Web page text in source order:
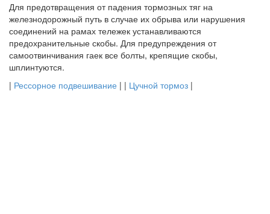
Для предотвращения от падения тормозных тяг на
железнодорожный путь в случае их обрыва или нарушения
соединений на рамах тележек устанавливаются
предохранительные скобы. Для предупреждения от
самоотвинчивания гаек все болты, крепящие скобы,
шплинтуются.
| Рессорное подвешивание | | Цучной тормоз |